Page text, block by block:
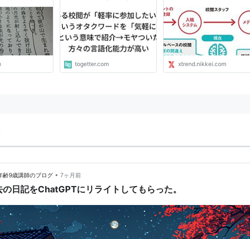
の際に「OK
6/9も満月と
モがくる。
だからここ
と思うんだよ
力が高い
togetter.com xtrend.nikkei.com
齢9歳講師のブログ • 7ヶ月前
の日記をChatGPTにリライトしてもらった。